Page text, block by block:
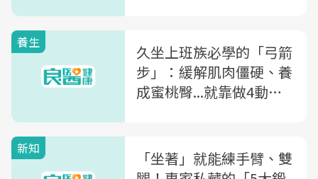
養生
久坐上班族必學的「弓箭
步」：緩解肌肉僵硬、養
成蜜桃臀...就靠做4動
新知
「坐著」就能練手臂、雙